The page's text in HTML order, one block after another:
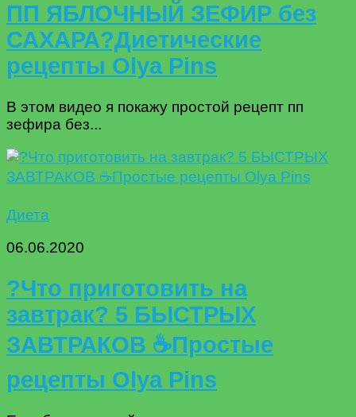
ПП ЯБЛОЧНЫЙ ЗЕФИР без
САХАРА?Диетические
рецепты Olya Pins
В этом видео я покажу простой рецепт пп
зефира без...
Диета
06.06.2020
?Что приготовить на
завтрак? 5 БЫСТРЫХ
ЗАВТРАКОВ ☕️Простые
рецепты Olya Pins